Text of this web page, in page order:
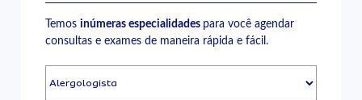
Temosinúmeras especialidades para você agendar
consultas e exames de maneira rápida e fácil.